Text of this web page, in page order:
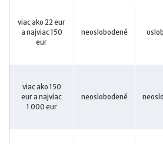
viac ako 22 eur
a najviac 150
eur
neoslobodené
viac ako 150
eur a najviac
1 000 eur
neoslobodené